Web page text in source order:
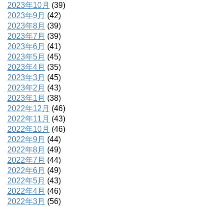
2023年10月 (39)
2023年9月 (42)
2023年8月 (39)
2023年7月 (39)
2023年6月 (41)
2023年5月 (45)
2023年4月 (35)
2023年3月 (45)
2023年2月 (43)
2023年1月 (38)
2022年12月 (46)
2022年11月 (43)
2022年10月 (46)
2022年9月 (44)
2022年8月 (49)
2022年7月 (44)
2022年6月 (49)
2022年5月 (43)
2022年4月 (46)
2022年3月 (56)